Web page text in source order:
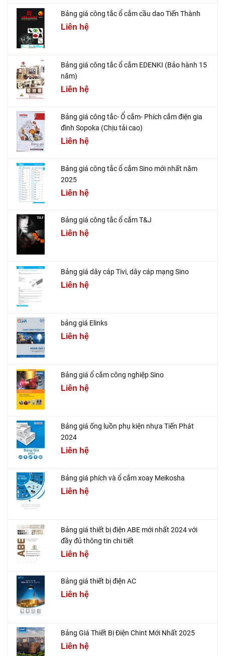
Bảng giá công tắc ổ cắm cầu dao Tiến Thành
Liên hệ
Bảng giá công tắc ổ cắm EDENKI (Bảo hành 15
năm)
Liên hệ
Bảng giá công tắc- Ổ cắm- Phích cắm điện gia
đình Sopoka (Chịu tải cao)
Liên hệ
Bảng giá công tắc ổ cắm Sino mới nhất năm
2025
Liên hệ
Bảng giá công tắc ổ cắm T&J
Liên hệ
Bảng giá dây cáp Tivi, dây cáp mạng Sino
Liên hệ
bảng giá Elinks
Liên hệ
Bảng giá ổ cắm công nghiệp Sino
Liên hệ
Bảng giá ống luồn phụ kiện nhựa Tiến Phát
2024
Liên hệ
Bảng giá phích và ổ cắm xoay Meikosha
Liên hệ
Bảng giá thiết bị điện ABE mới nhất 2024 với
đầy đủ thông tin chi tiết
Liên hệ
Bảng giá thiết bị điện AC
Liên hệ
Bảng Giá Thiết Bị Điện Chint Mới Nhất 2025
Liên hệ